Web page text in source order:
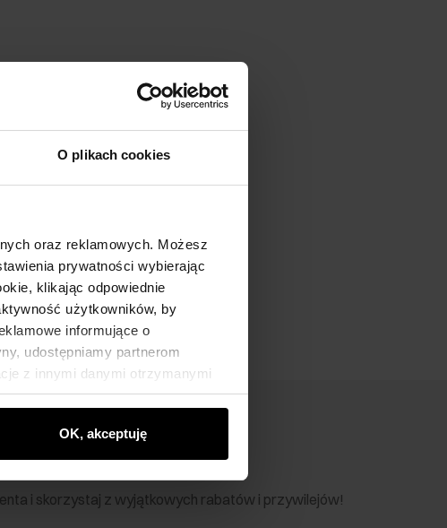
O plikach cookies
oraz reklamowych. Możesz
prywatności wybierając
klikając odpowiednie
użytkowników, by
informujące o
udostępniamy partnerom
z innymi danymi otrzymanymi
OK, akceptuję
i skorzystaj z wyjątkowych rabatów i przywilejów!